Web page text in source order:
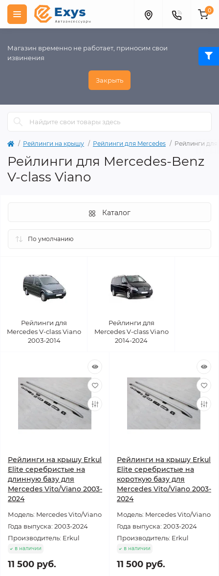
Магазин временно не работает, приносим свои
извинения
Закрыть
0
Рейлинги на крышу Рейлинги для Mercedes Рейлинги для
Рейлинги для Mercedes-Benz
V-class Viano
Каталог
Рейлинги для
Mercedes V-class Viano
2003-2014
Рейлинги для
Mercedes V-class Viano
2014-2024
Рейлинги на крышу Erkul
Elite серебристые на
длинную базу для
Mercedes Vito/Viano 2003-
2024
Модель: Mercedes Vito/Viano
Года выпуска: 2003-2024
Производитель: Erkul
в наличии
11 500 руб.
Рейлинги на крышу Erkul
Elite серебристые на
короткую базу для
Mercedes Vito/Viano 2003-
2024
Модель: Mercedes Vito/Viano
Года выпуска: 2003-2024
Производитель: Erkul
в наличии
11 500 руб.